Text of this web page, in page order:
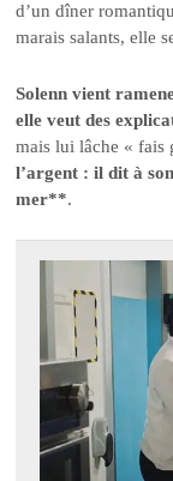
d’un dîner
marais salants, elle
Solenn vient
elle veut des
mais lui lâche «
l’argent : il dit à
mer**.